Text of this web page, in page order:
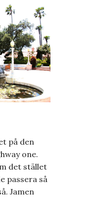
på den
one.
det stället
passera så
Jamen